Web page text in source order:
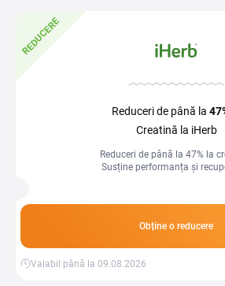
REDUCERE
Reduceri de până la
Creatină la iHerb
Reduceri de până la 47% la
Susține performanța și
Obține o reducere
Valabil până la 09.08.2026